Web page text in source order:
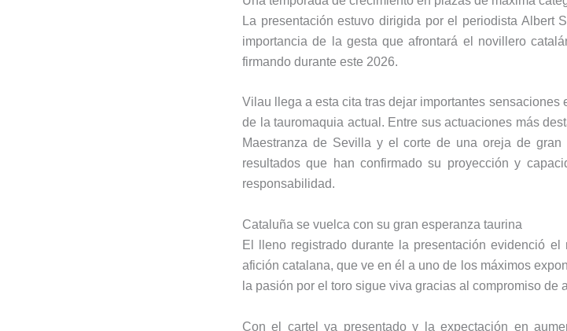
La presentación estuvo dirigida por el periodista Albert
importancia de la gesta que afrontará el novillero
firmando durante este 2026.
Vilau llega a esta cita tras dejar importantes
de la tauromaquia actual. Entre sus actuaciones más
Maestranza de Sevilla y el corte de una oreja de
resultados que han confirmado su proyección y
responsabilidad.
Cataluña se vuelca con su gran esperanza taurina
El lleno registrado durante la presentación evidenció
afición catalana, que ve en él a uno de los máximos
la pasión por el toro sigue viva gracias al compromiso
Con el cartel ya presentado y la expectación en